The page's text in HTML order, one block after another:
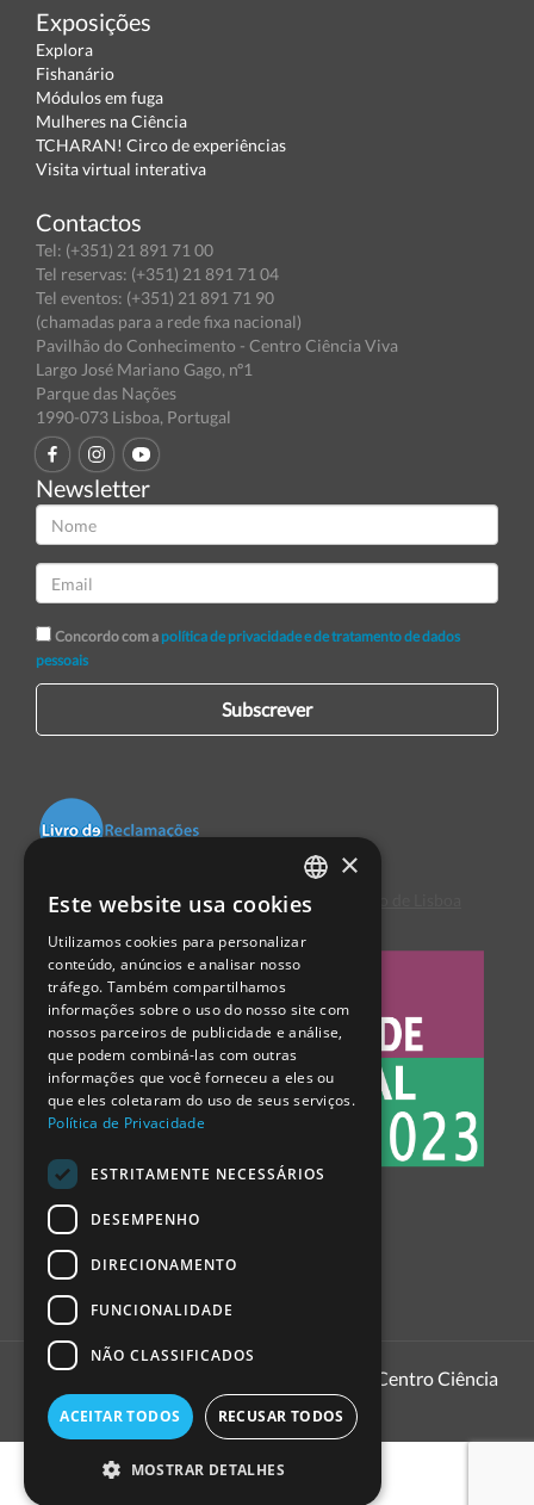
Exposições
Explora
Fishanário
Módulos em fuga
Mulheres na Ciência
TCHARAN! Circo de experiências
Visita virtual interativa
Contactos
Tel: (+351) 21 891 71 00
Tel reservas: (+351) 21 891 71 04
Tel eventos: (+351) 21 891 71 90
(chamadas para a rede fixa nacional)
Pavilhão do Conhecimento - Centro Ciência Viva
Largo José Mariano Gago, nº1
Parque das Nações
1990-073 Lisboa, Portugal
Newsletter
Concordo com a política de privacidade e de tratamento de dados
pessoais
Subscrever
Centro de Arbitragem de Conflitos de Consumo de Lisboa
1999 - 2026
Pavilhão do Conhecimento | Centro Ciência
PORTUGUESE
ENGLISH
SPANISH
×
Este website usa cookies
Utilizamos cookies para personalizar
conteúdo, anúncios e analisar nosso
tráfego. Também compartilhamos
informações sobre o uso do nosso site com
nossos parceiros de publicidade e análise,
que podem combiná-las com outras
informações que você forneceu a eles ou
que eles coletaram do uso de seus serviços.
Política de Privacidade
ESTRITAMENTE NECESSÁRIOS
DESEMPENHO
DIRECIONAMENTO
FUNCIONALIDADE
NÃO CLASSIFICADOS
ACEITAR TODOS RECUSAR TODOS
MOSTRAR DETALHES